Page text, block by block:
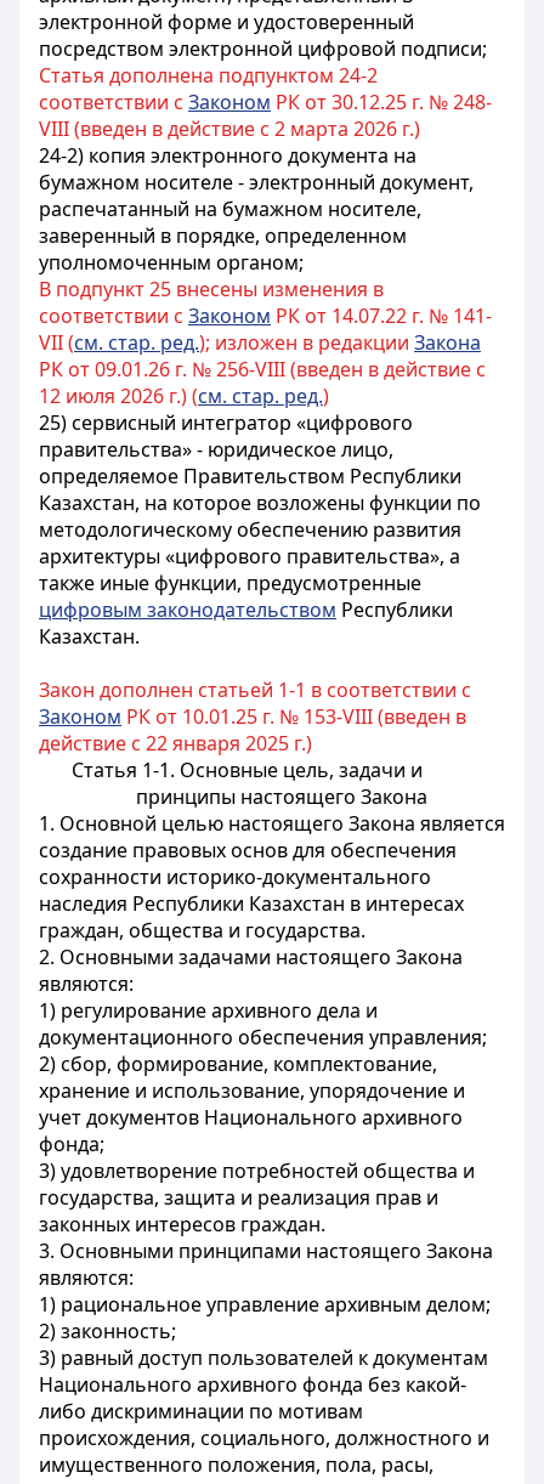
электронной форме и удостоверенный
посредством электронной цифровой подписи;
Статья дополнена подпунктом 24-2
соответствии с Законом РК от 30.12.25 г. № 248-
VIII (введен в действие с 2 марта 2026 г.)
24-2) копия электронного документа на
бумажном носителе - электронный документ,
распечатанный на бумажном носителе,
заверенный в порядке, определенном
уполномоченным органом;
В подпункт 25 внесены изменения в
соответствии с Законом РК от 14.07.22 г. № 141-
VII (см. стар. ред.); изложен в редакции Закона
РК от 09.01.26 г. № 256-VIII (введен в действие с
12 июля 2026 г.) (см. стар. ред.)
25) сервисный интегратор «цифрового
правительства» - юридическое лицо,
определяемое Правительством Республики
Казахстан, на которое возложены функции по
методологическому обеспечению развития
архитектуры «цифрового правительства», а
также иные функции, предусмотренные
цифровым законодательством Республики
Казахстан.
Закон дополнен статьей 1-1 в соответствии с
Законом РК от 10.01.25 г. № 153-VIII (введен в
действие с 22 января 2025 г.)
Статья 1-1. Основные цель, задачи и
принципы настоящего Закона
1. Основной целью настоящего Закона является
создание правовых основ для обеспечения
сохранности историко-документального
наследия Республики Казахстан в интересах
граждан, общества и государства.
2. Основными задачами настоящего Закона
являются:
1) регулирование архивного дела и
документационного обеспечения управления;
2) сбор, формирование, комплектование,
хранение и использование, упорядочение и
учет документов Национального архивного
фонда;
3) удовлетворение потребностей общества и
государства, защита и реализация прав и
законных интересов граждан.
3. Основными принципами настоящего Закона
являются:
1) рациональное управление архивным делом;
2) законность;
3) равный доступ пользователей к документам
Национального архивного фонда без какой-
либо дискриминации по мотивам
происхождения, социального, должностного и
имущественного положения, пола, расы,